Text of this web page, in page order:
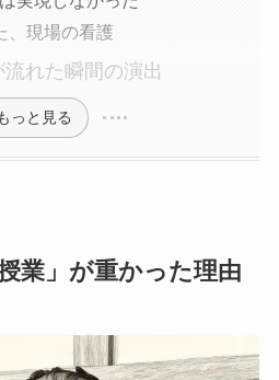
、現場の看護
流れた瞬間の演出
っと見る
業」が重かった理由